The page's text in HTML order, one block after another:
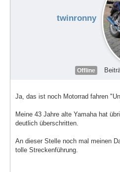
twinronny
Offline
Ja, das ist noch Motorrad fahren
Meine 43 Jahre alte Yamaha hat
deutlich überschritten.
An dieser Stelle noch mal meinen
tolle Streckenführung.